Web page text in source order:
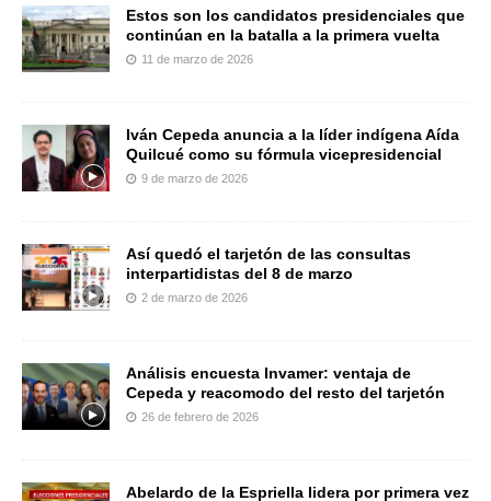
Estos son los candidatos presidenciales que
continúan en la batalla a la primera vuelta
11 de marzo de 2026
Iván Cepeda anuncia a la líder indígena Aída
Quilcué como su fórmula vicepresidencial
9 de marzo de 2026
Así quedó el tarjetón de las consultas
interpartidistas del 8 de marzo
2 de marzo de 2026
Análisis encuesta Invamer: ventaja de
Cepeda y reacomodo del resto del tarjetón
26 de febrero de 2026
Abelardo de la Espriella lidera por primera vez